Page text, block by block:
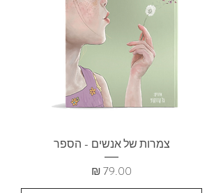
צמרות של אנשים - הספר
מחיר